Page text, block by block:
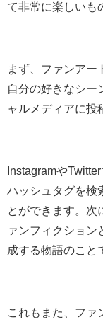
て非常に楽しいも
まず、ファンアー
自分の好きなシー
ャルメディアに投
Instagramや
ハッシュタグを検
とができます。次
ァンフィクション
成する物語のこと
これもまた、ファ